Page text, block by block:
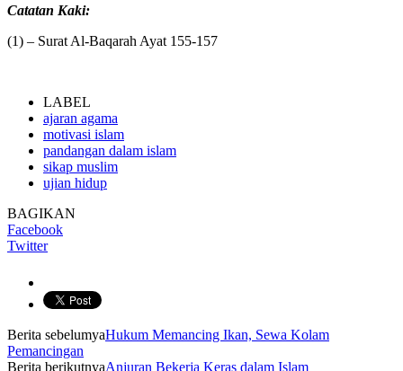
Catatan Kaki:
(1) – Surat Al-Baqarah Ayat 155-157
LABEL
ajaran agama
motivasi islam
pandangan dalam islam
sikap muslim
ujian hidup
BAGIKAN
Facebook
Twitter
Berita sebelumyaHukum Memancing Ikan, Sewa Kolam
Pemancingan
Berita berikutnyaAnjuran Bekerja Keras dalam Islam